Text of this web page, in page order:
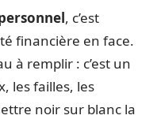
, c’est
financière en face.
à remplir : c’est un
les failles, les
noir sur blanc la